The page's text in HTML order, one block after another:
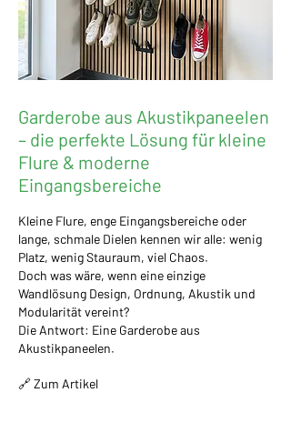
Garderobe aus Akustikpaneelen
– die perfekte Lösung für kleine
Flure & moderne
Eingangsbereiche
Kleine Flure, enge Eingangsbereiche oder
lange, schmale Dielen kennen wir alle: wenig
Platz, wenig Stauraum, viel Chaos.
Doch was wäre, wenn eine einzige
Wandlösung Design, Ordnung, Akustik und
Modularität vereint?
Die Antwort: Eine Garderobe aus
Akustikpaneelen.
🔗 Zum Artikel